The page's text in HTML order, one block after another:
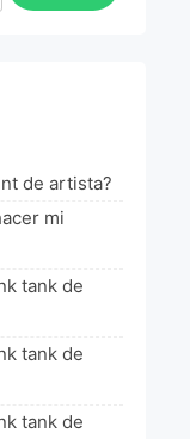
de artista?
mi
tank de
tank de
tank de